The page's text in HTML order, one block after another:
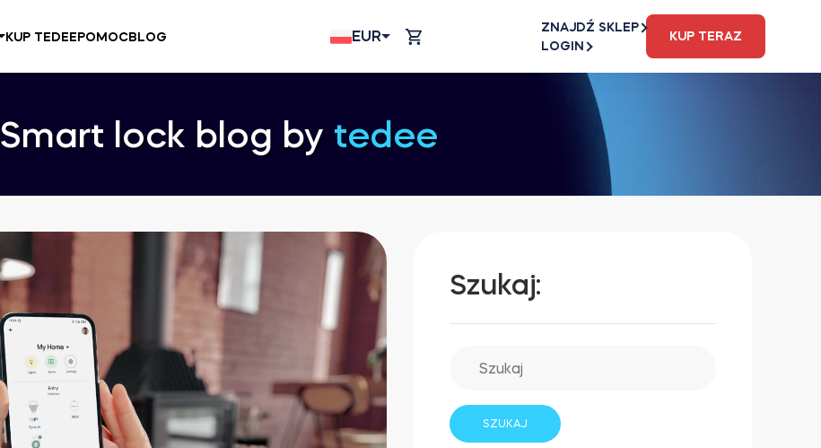
KUP TEDEEPOMOCBLOG EUR
ZNAJDŹ SKLEP
LOGIN
KUP TERAZ
Smart lock blog by tedee
Szukaj: